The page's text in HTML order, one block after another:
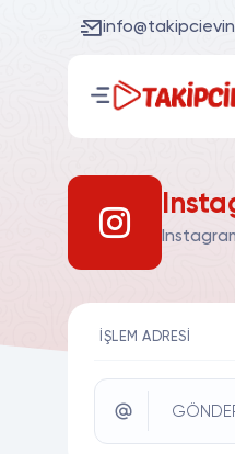
İŞLEM ADRESI